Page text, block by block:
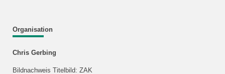
Organisation
Chris Gerbing
Bildnachweis Titelbild: ZAK